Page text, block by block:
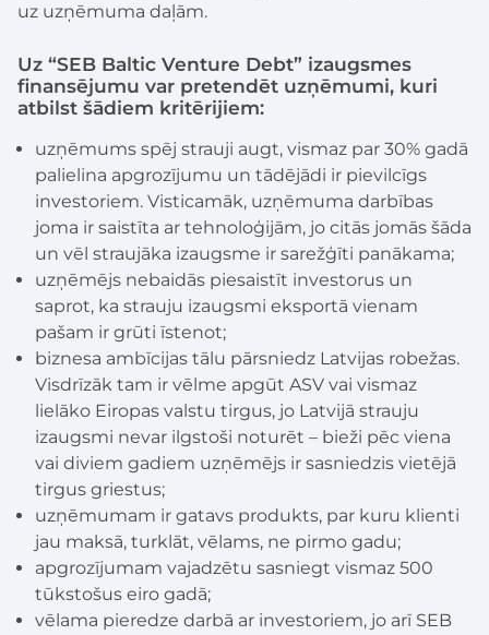
uz uzņēmuma daļām.
Uz “SEB Baltic Venture Debt” izaugsmes
finansējumu var pretendēt uzņēmumi, kuri
atbilst šādiem kritērijiem:
uzņēmums spēj strauji augt, vismaz par 30% gadā
palielina apgrozījumu un tādējādi ir pievilcīgs
investoriem. Visticamāk, uzņēmuma darbības
joma ir saistīta ar tehnoloģijām, jo citās jomās šāda
un vēl straujāka izaugsme ir sarežģīti panākama;
uzņēmējs nebaidās piesaistīt investorus un
saprot, ka strauju izaugsmi eksportā vienam
pašam ir grūti īstenot;
biznesa ambīcijas tālu pārsniedz Latvijas robežas.
Visdrīzāk tam ir vēlme apgūt ASV vai vismaz
lielāko Eiropas valstu tirgus, jo Latvijā strauju
izaugsmi nevar ilgstoši noturēt – bieži pēc viena
vai diviem gadiem uzņēmējs ir sasniedzis vietējā
tirgus griestus;
uzņēmumam ir gatavs produkts, par kuru klienti
jau maksā, turklāt, vēlams, ne pirmo gadu;
apgrozījumam vajadzētu sasniegt vismaz 500
tūkstošus eiro gadā;
vēlama pieredze darbā ar investoriem, jo arī SEB